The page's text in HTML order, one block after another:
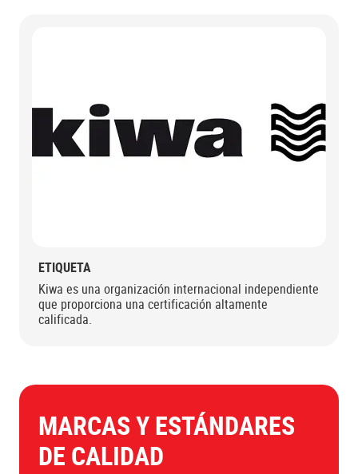
ETIQUETA
Kiwa es una organización internacional independiente
que proporciona una certificación altamente
calificada.
MARCAS Y ESTÁNDARES
DE CALIDAD